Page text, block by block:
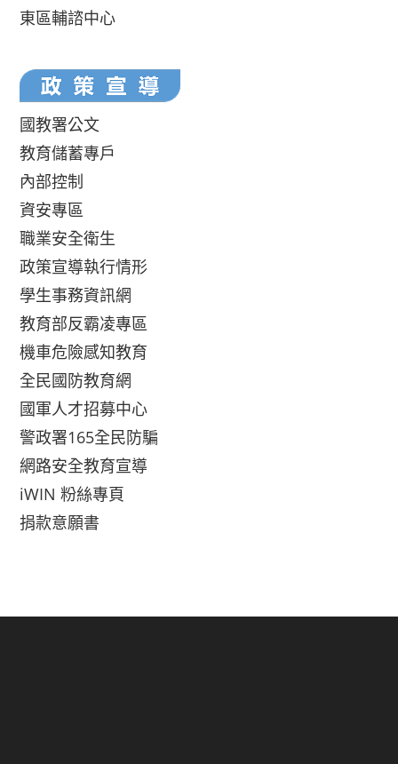
東區輔諮中心
國教署公文
教育儲蓄專戶
內部控制
資安專區
職業安全衛生
政策宣導執行情形
學生事務資訊網
教育部反霸凌專區
機車危險感知教育
全民國防教育網
國軍人才招募中心
警政署165全民防騙
網路安全教育宣導
iWIN 粉絲專頁
捐款意願書